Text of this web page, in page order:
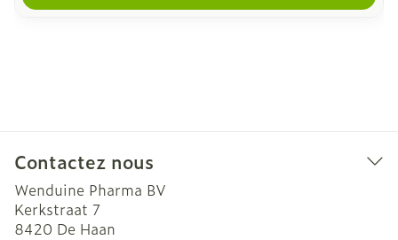
Contactez nous
Wenduine Pharma BV
Kerkstraat 7
8420 De Haan